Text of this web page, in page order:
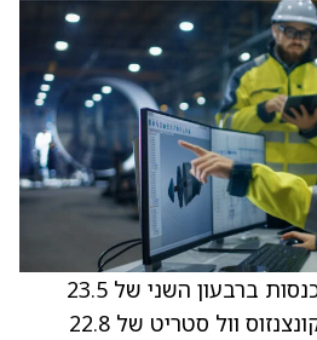
. FedEx מדווחים על הכנסות ברבעון השני של 23.5
מיליארד דולר, לעומת קונצנזוס וול סטריט של 22.8